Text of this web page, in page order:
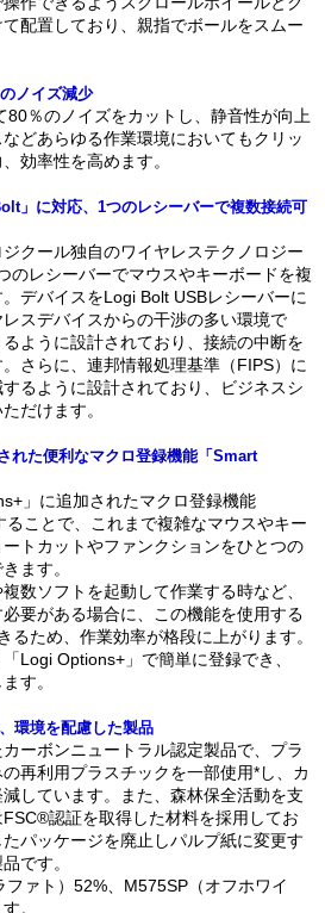
配置しており、親指でボールをスムー
ノイズ減少
％のノイズをカットし、静音性が向上
どあらゆる作業環境においてもクリッ
効率性を高めます。
」に対応、1つのレシーバーで複数接続可
クール独自のワイヤレステクノロジー
のレシーバーでマウスやキーボードを複
デバイスをLogi Bolt USBレシーバーに
スデバイスからの干渉の多い環境で
ように設計されており、接続の中断を
さらに、連邦情報処理基準（FIPS）に
るように設計されており、ビジネスシ
だけます。
た便利なマクロ登録機能「Smart
」に追加されたマクロ登録機能
ることで、これまで複雑なマウスやキー
トカットやファンクションをひとつの
ます。
数ソフトを起動して作業する時など、
要がある場合に、この機能を使用する
るため、作業効率が格段に上がります。
Logi Options+」で簡単に登録でき、
す。
環境を配慮した製品
ーボンニュートラル認定製品で、プラ
再利用プラスチックを一部使用*し、カ
しています。また、森林保全活動を支
認証を取得した材料を採用してお
パッケージを廃止しパルプ紙に変更す
です。
ァト）52%、M575SP（オフホワイ
。